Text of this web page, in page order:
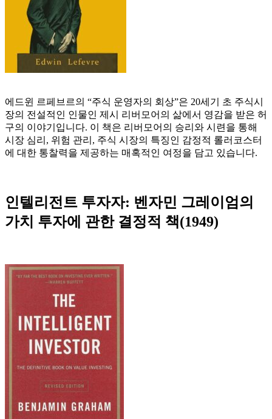
에드윈 르페브르의 “주식 운영자의 회상”은 20세기 초 주식시
장의 전설적인 인물인 제시 리버모어의 삶에서 영감을 받은 허
구의 이야기입니다. 이 책은 리버모어의 승리와 시련을 통해
시장 심리, 위험 관리, 주식 시장의 특징인 감정적 롤러코스터
에 대한 통찰력을 제공하는 매혹적인 여정을 담고 있습니다.
인텔리전트 투자자: 벤자민 그레이엄의
가치 투자에 관한 결정적 책(1949)